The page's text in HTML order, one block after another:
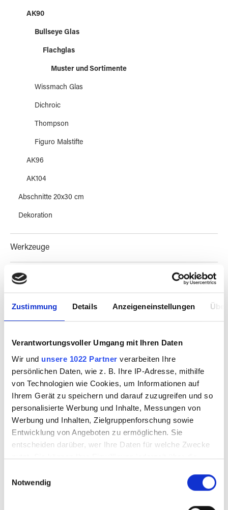
Zustimmung Details Anzeigeneinstellungen
Verantwortungsvoller Umgang mit Ihren Daten
Wir und unsere 1022 Partner verarbeiten Ihre
persönlichen Daten, wie z. B. Ihre IP-Adresse, mithilfe
von Technologien wie Cookies, um Informationen auf
Ihrem Gerät zu speichern und darauf zuzugreifen und so
personalisierte Werbung und Inhalte, Messungen von
Werbung und Inhalten, Zielgruppenforschung sowie
Entwicklung von Angeboten zu ermöglichen. Sie
entscheiden darüber, wer Ihre Daten für welche Zwecke
nutzt. Sie können Ihre Einwilligung jederzeit über die
Trigger Symbol ändern oder widerrufen
Notwendig
AK90
Bullseye Glas
Flachglas
Muster und Sortimente
Wissmach Glas
Dichroic
Thompson
Figuro Malstifte
AK96
AK104
Abschnitte 20x30 cm
Dekoration
Werkzeuge
Maschinen
Techniken
Workshops & Know How
Besuch vereinbaren
Magazine & Kultur